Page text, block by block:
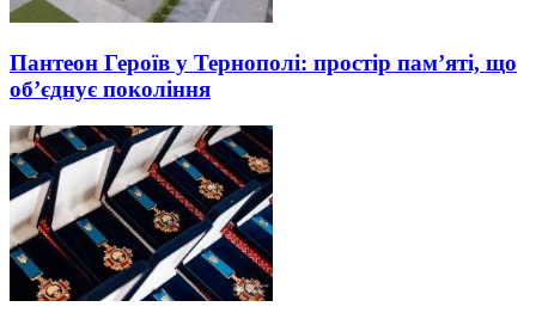
Пантеон Героїв у Тернополі: простір пам’яті, що
об’єднує покоління